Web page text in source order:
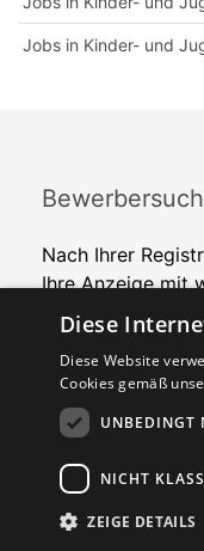
Jobs in Kinder- und
Nach Ihrer
Ihre Anzeige mit
veröffentlichen.
Copyright © 2026.
Diese
Diese Website
Cookies gemäß
UNBEDINGT
NICHT
ZEIGE DETAILS